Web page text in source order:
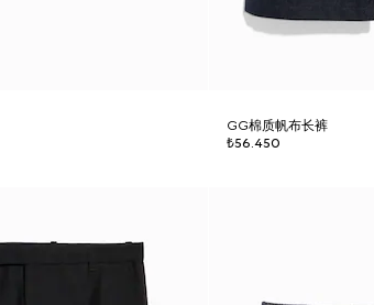
GG棉质帆布长裤
₺56.450